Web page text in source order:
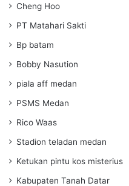
Cheng Hoo
PT Matahari Sakti
Bp batam
Bobby Nasution
piala aff medan
PSMS Medan
Rico Waas
Stadion teladan medan
Ketukan pintu kos misterius
Kabupaten Tanah Datar